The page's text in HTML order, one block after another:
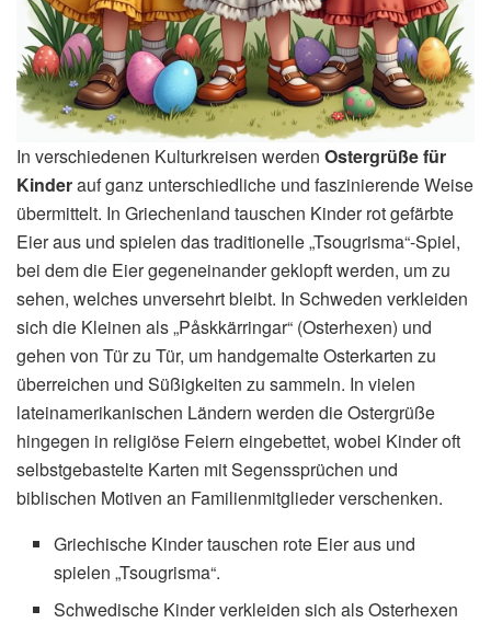
In verschiedenen Kulturkreisen werden Ostergrüße für
Kinderauf ganz unterschiedliche und faszinierende Weise
übermittelt. In Griechenland tauschen Kinder rot gefärbte
Eier aus und spielen das traditionelle „Tsougrisma“-Spiel,
bei dem die Eier gegeneinander geklopft werden, um zu
sehen, welches unversehrt bleibt. In Schweden verkleiden
sich die Kleinen als „Påskkärringar“ (Osterhexen) und
gehen von Tür zu Tür, um handgemalte Osterkarten zu
überreichen und Süßigkeiten zu sammeln. In vielen
lateinamerikanischen Ländern werden die Ostergrüße
hingegen in religiöse Feiern eingebettet, wobei Kinder oft
selbstgebastelte Karten mit Segenssprüchen und
biblischen Motiven an Familienmitglieder verschenken.
Griechische Kinder tauschen rote Eier aus und
spielen „Tsougrisma“.
Schwedische Kinder verkleiden sich als Osterhexen